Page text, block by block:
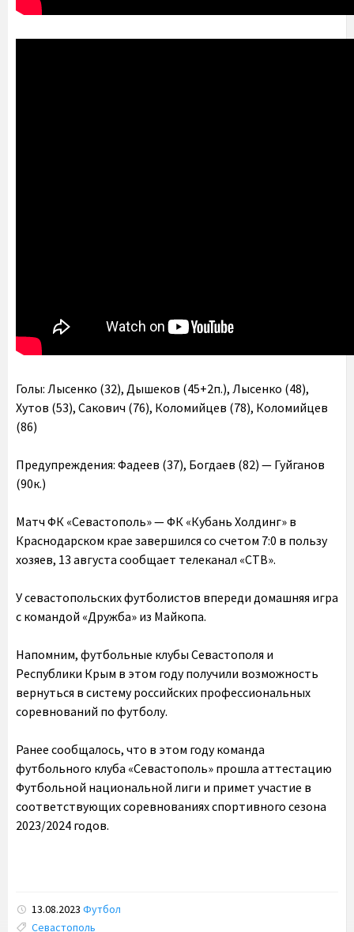
Голы: Лысенко (32), Дышеков (45+2п.), Лысенко (48),
Хутов (53), Сакович (76), Коломийцев (78), Коломийцев
(86)
Предупреждения: Фадеев (37), Богдаев (82) — Гуйганов
(90к.)
Матч ФК «Севастополь» — ФК «Кубань Холдинг» в
Краснодарском крае завершился со счетом 7:0 в пользу
хозяев, 13 августа сообщает телеканал «СТВ».
У севастопольских футболистов впереди домашняя игра
с командой «Дружба» из Майкопа.
Напомним, футбольные клубы Севастополя и
Республики Крым в этом году получили возможность
вернуться в систему российских профессиональных
соревнований по футболу.
Ранее сообщалось, что в этом году команда
футбольного клуба «Севастополь» прошла аттестацию
Футбольной национальной лиги и примет участие в
соответствующих соревнованиях спортивного сезона
2023/2024 годов.
13.08.2023 Футбол
Tags:
Севастополь